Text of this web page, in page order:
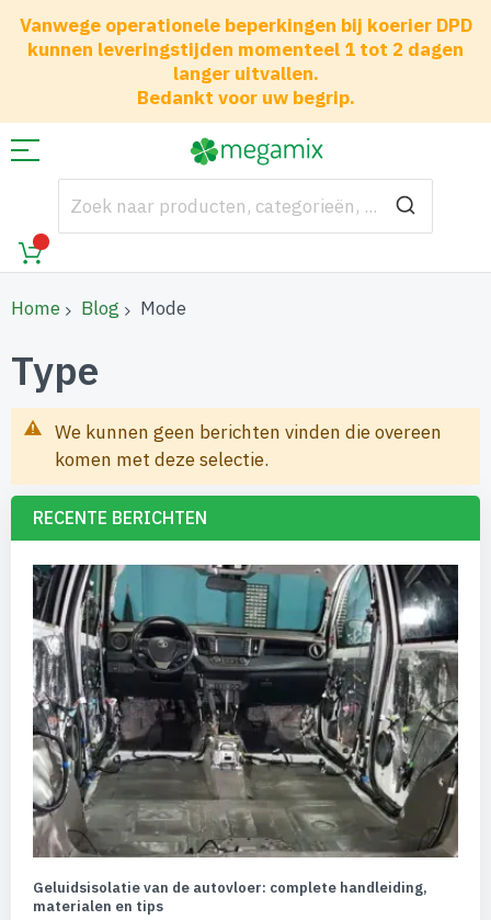
Vanwege operationele beperkingen bij koerier DPD
kunnen leveringstijden momenteel 1 tot 2 dagen
langer uitvallen.
Bedankt voor uw begrip.
Home Blog Mode
Type
We kunnen geen berichten vinden die overeen
komen met deze selectie.
RECENTE BERICHTEN
Geluidsisolatie van de autovloer: complete handleiding,
materialen en tips